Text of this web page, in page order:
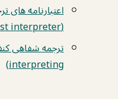
اعتبارنامه
(Specialist interpreter)
interpreting)